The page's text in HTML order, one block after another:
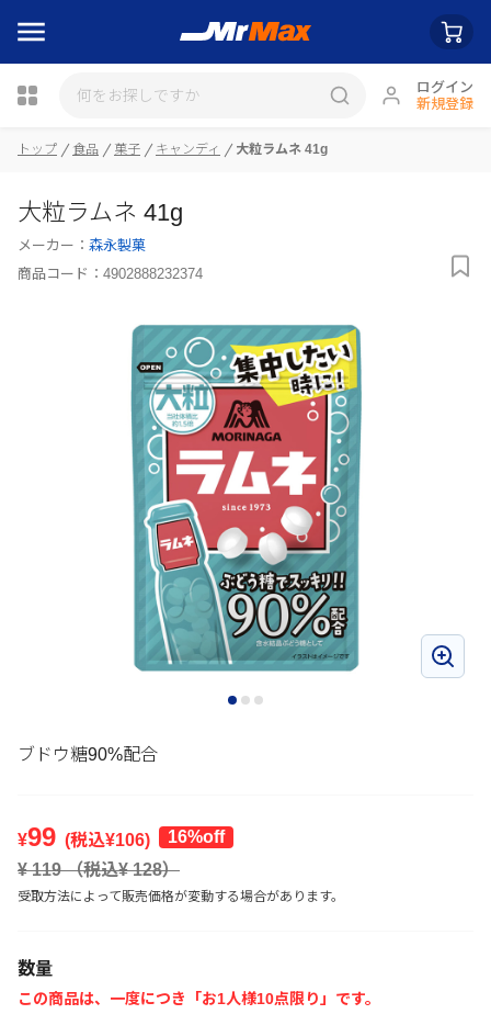
ログイン
新規登録
トップ 食品 菓子 キャンディ 大粒ラムネ 41g
大粒ラムネ 41g
メーカー： 森永製菓
商品コード： 4902888232374
ブドウ糖90%配合
¥99 (税込¥106)
16%off
¥ 119（税込¥128）
受取方法によって販売価格が変動する場合があります。
数量
この商品は、一度につき「お1人様10点限り」です。